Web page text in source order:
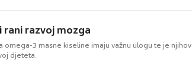
rani razvoj mozga
omega-3 masne kiseline imaju važnu ulogu te je njihov
djeteta.